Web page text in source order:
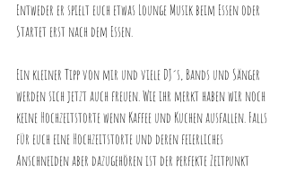
Entweder er spielt euch etwas Lounge Musik beim Essen oder
Startet erst nach dem Essen.
Ein kleiner Tipp von mir und viele DJ´s, Bands und Sänger
werden sich jetzt auch freuen. Wie ihr merkt haben wir noch
keine Hochzeitstorte wenn Kaffee und Kuchen ausfallen. Falls
für euch eine Hochzeitstorte und deren feierliches
Anschneiden aber dazugehören ist der perfekte Zeitpunkt